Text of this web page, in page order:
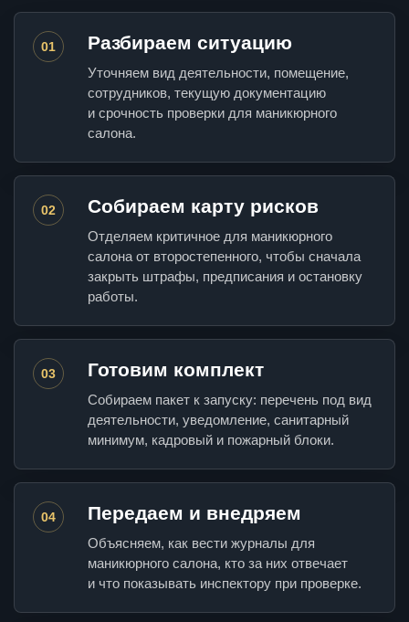
01 Разбираем ситуацию
Уточняем вид деятельности, помещение,
сотрудников, текущую документацию
и срочность проверки для маникюрного
салона.
02 Собираем карту рисков
Отделяем критичное для маникюрного
салона от второстепенного, чтобы сначала
закрыть штрафы, предписания и остановку
работы.
03 Готовим комплект
Собираем пакет к запуску: перечень под вид
деятельности, уведомление, санитарный
минимум, кадровый и пожарный блоки.
04 Передаем и внедряем
Объясняем, как вести журналы для
маникюрного салона, кто за них отвечает
и что показывать инспектору при проверке.